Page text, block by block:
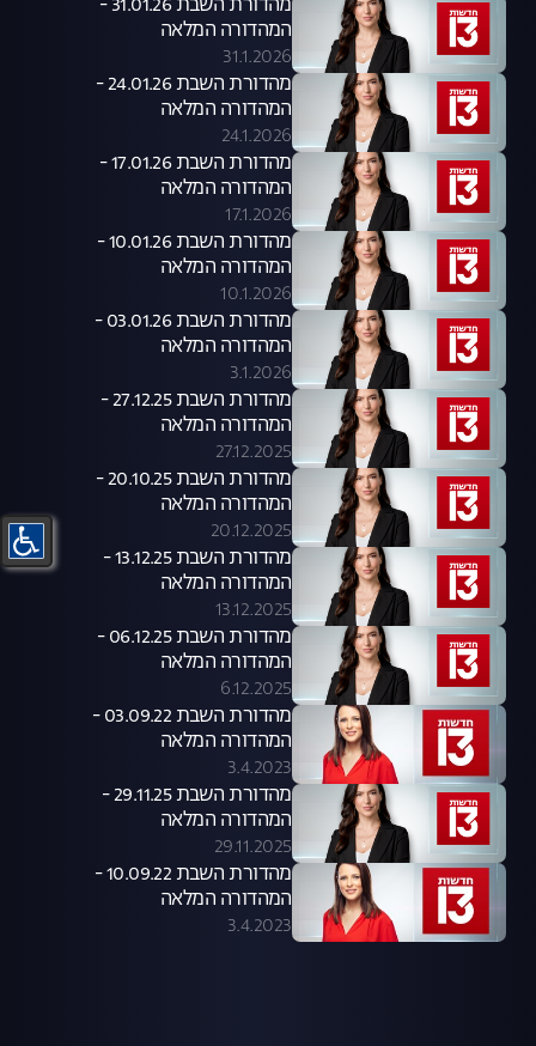
מהדורת השבת 31.01.26 -
המהדורה המלאה
31.1.2026
מהדורת השבת 24.01.26 -
המהדורה המלאה
24.1.2026
מהדורת השבת 17.01.26 -
המהדורה המלאה
17.1.2026
מהדורת השבת 10.01.26 -
המהדורה המלאה
10.1.2026
מהדורת השבת 03.01.26 -
המהדורה המלאה
3.1.2026
מהדורת השבת 27.12.25 -
המהדורה המלאה
27.12.2025
מהדורת השבת 20.10.25 -
המהדורה המלאה
20.12.2025
מהדורת השבת 13.12.25 -
המהדורה המלאה
13.12.2025
מהדורת השבת 06.12.25 -
המהדורה המלאה
6.12.2025
מהדורת השבת 03.09.22 -
המהדורה המלאה
3.4.2023
מהדורת השבת 29.11.25 -
המהדורה המלאה
29.11.2025
מהדורת השבת 10.09.22 -
המהדורה המלאה
3.4.2023